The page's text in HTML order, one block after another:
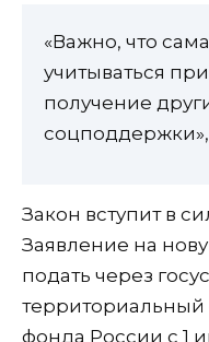
«Важно, что
учитываться
получение
Закон вступит в
Заявление на
подать через
территориальный
фонда России с 1